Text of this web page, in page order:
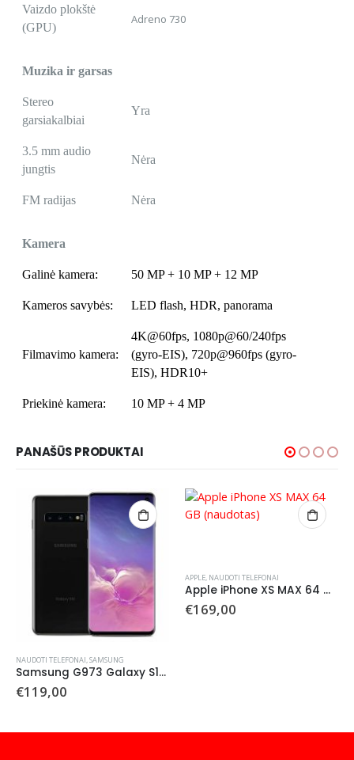
Vaizdo plokštė
(GPU)
Adreno 730
Muzika ir garsas
Stereo
garsiakalbiai
Yra
3.5 mm audio
jungtis
Nėra
FM radijas Nėra
Kamera
Galinė kamera: 50 MP + 10 MP + 12 MP
Kameros savybės: LED flash, HDR, panorama
Filmavimo kamera:
4K@60fps, 1080p@60/240fps
(gyro-EIS), 720p@960fps (gyro-
EIS), HDR10+
Priekinė kamera: 10 MP + 4 MP
PANAŠŪS PRODUKTAI
NAUDOTI TELEFONAI,SAMSUNG
Samsung G973 Galaxy S10 128GB (naudotas)
€119,00
APPLE, NAUDOTI TELEFONAI
Apple iPhone XS MAX 64 GB (naudotas)
€169,00